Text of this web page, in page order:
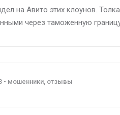
на Авито этих клоунов.
через таможенную
- мошенники, отзывы